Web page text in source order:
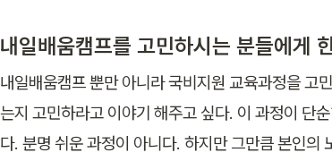
내일배움캠프를 고민하시는 분들에게
내일배움캠프 뿐만 아니라 국비지원 교육과정을 고
는지 고민하라고 이야기 해주고 싶다. 이 과정이 단
다. 분명 쉬운 과정이 아니다. 하지만 그만큼 본인의